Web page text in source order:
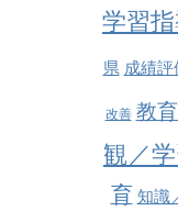
学習
県 成績
改善 教
観／
育 知識